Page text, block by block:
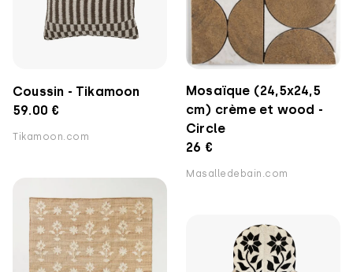
Coussin - Tikamoon
59.00 €
Tikamoon.com
Mosaïque (24,5x24,5
cm) crème et wood -
Circle
26 €
Masalledebain.com